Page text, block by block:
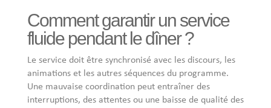
Comment garantir un service
fluide pendant le dîner ?
Le service doit être synchronisé avec les discours, les
animations et les autres séquences du programme.
Une mauvaise coordination peut entraîner des
interruptions, des attentes ou une baisse de qualité des